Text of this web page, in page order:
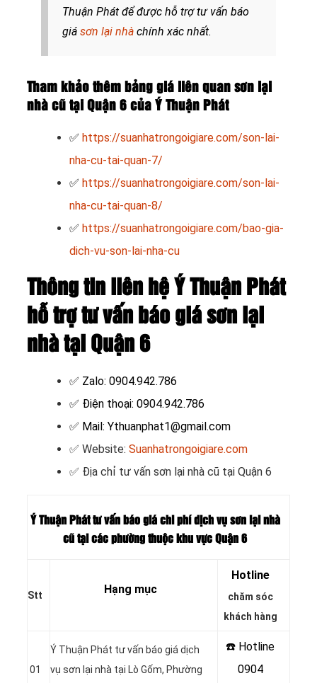
Thuận Phát để được hỗ trợ tư vấn báo
giá sơn lại nhà chính xác nhất.
Tham khảo thêm bảng giá liên quan sơn lại
nhà cũ tại Quận 6 của Ý Thuận Phát
✅ https://suanhatrongoigiare.com/son-lai-
nha-cu-tai-quan-7/
✅ https://suanhatrongoigiare.com/son-lai-
nha-cu-tai-quan-8/
✅ https://suanhatrongoigiare.com/bao-gia-
dich-vu-son-lai-nha-cu
Thông tin liên hệ Ý Thuận Phát
hỗ trợ tư vấn báo giá sơn lại
nhà tại Quận 6
✅ Zalo: 0904.942.786
✅ Điện thoại: 0904.942.786
✅ Mail: Ythuanphat1@gmail.com
✅ Website: Suanhatrongoigiare.com
✅ Địa chỉ tư vấn sơn lại nhà cũ tại Quận 6
Ý Thuận Phát tư vấn báo giá chi phí dịch vụ sơn lại nhà
cũ tại các phường thuộc khu vực Quận 6
Stt Hạng mục
Hotline
chăm sóc
khách hàng
01
Ý Thuận Phát tư vấn báo giá dịch
vụ sơn lại nhà tại Lò Gốm, Phường
☎️ Hotline
0904